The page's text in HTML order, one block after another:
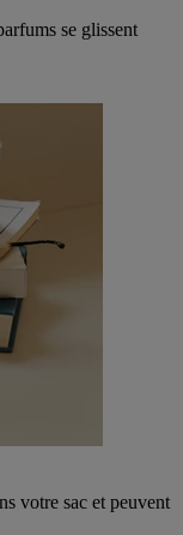
se glissent
votre sac et peuvent